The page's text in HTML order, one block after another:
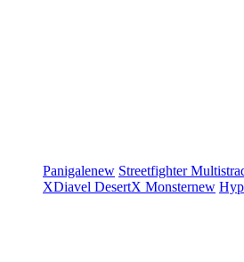
Panigalenew Streetfighter
XDiavel DesertX Monsternew